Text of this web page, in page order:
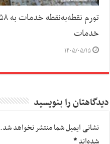
خدمات
۱۴۰۵/۰۵/۱۵
دیدگاهتان را بنویسید
نشانی ایمیل شما منتشر نخواهد شد.